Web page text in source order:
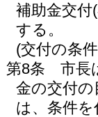
補助金交付
する。
(交付の条
第8条
市長
金の交付
は、条件